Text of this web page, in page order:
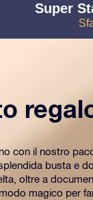
Super
con il nostro
busta e
oltre a
magico per